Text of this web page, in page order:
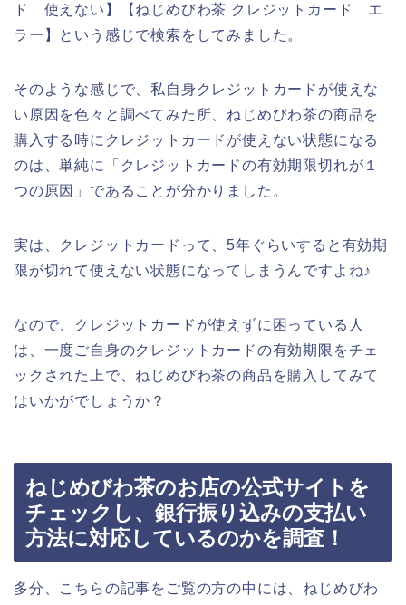
ド 使えない】【ねじめびわ茶 クレジットカード エ
ラー】という感じで検索をしてみました。
そのような感じで、私自身クレジットカードが使えな
い原因を色々と調べてみた所、ねじめびわ茶の商品を
購入する時にクレジットカードが使えない状態になる
のは、単純に「クレジットカードの有効期限切れが１
つの原因」であることが分かりました。
実は、クレジットカードって、5年ぐらいすると有効期
限が切れて使えない状態になってしまうんですよね♪
なので、クレジットカードが使えずに困っている人
は、一度ご自身のクレジットカードの有効期限をチェ
ックされた上で、ねじめびわ茶の商品を購入してみて
はいかがでしょうか？
ねじめびわ茶のお店の公式サイトを
チェックし、銀行振り込みの支払い
方法に対応しているのかを調査！
多分、こちらの記事をご覧の方の中には、ねじめびわ